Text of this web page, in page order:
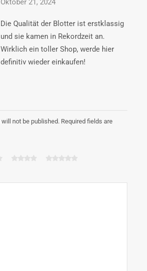
Oktober 21, 2024
Die Qualität der Blotter ist erstklassig
und sie kamen in Rekordzeit an.
Wirklich ein toller Shop, werde hier
definitiv wieder einkaufen!
not be published. Required fields are